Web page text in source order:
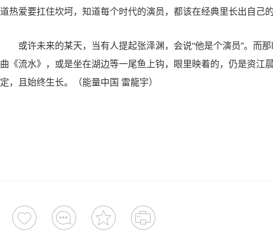
道热爱要扛住坎坷，知道每个时代的演员，都该在经典里长出自己
或许未来的某天，当有人提起张泽渊，会说“他是个演员”。而
曲《流水》，或是坐在湖边等一尾鱼上钩，眼里映着的，仍是资
定，且始终生长。（能量中国 雷龍宇）